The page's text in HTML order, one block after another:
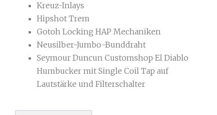
Kreuz-Inlays
Hipshot Trem
Gotoh Locking HAP Mechaniken
Neusilber-Jumbo-Bunddraht
Seymour Duncun Customshop El Diablo
Humbucker mit Single Coil Tap auf
Lautstärke und Filterschalter